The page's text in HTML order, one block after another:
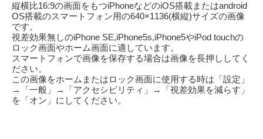
縦横比16:9の画面をもつiPhoneなどのiOS搭載またはandroid
OS搭載のスマートフォン用の640×1136(横縦)サイズの画像
です。
視差効果無しのiPhone SE,iPhone5s,iPhone5やiPod touchの
ロック画面やホーム画面に適しています。
スマートフォンで画像を保存する場合は画像を長押ししてく
ださい。
この画像をホームまたはロック画面に使用する時は「設定」
→「一般」→「アクセシビリティ」→「視差効果を減らす」
を「オン」にしてください。